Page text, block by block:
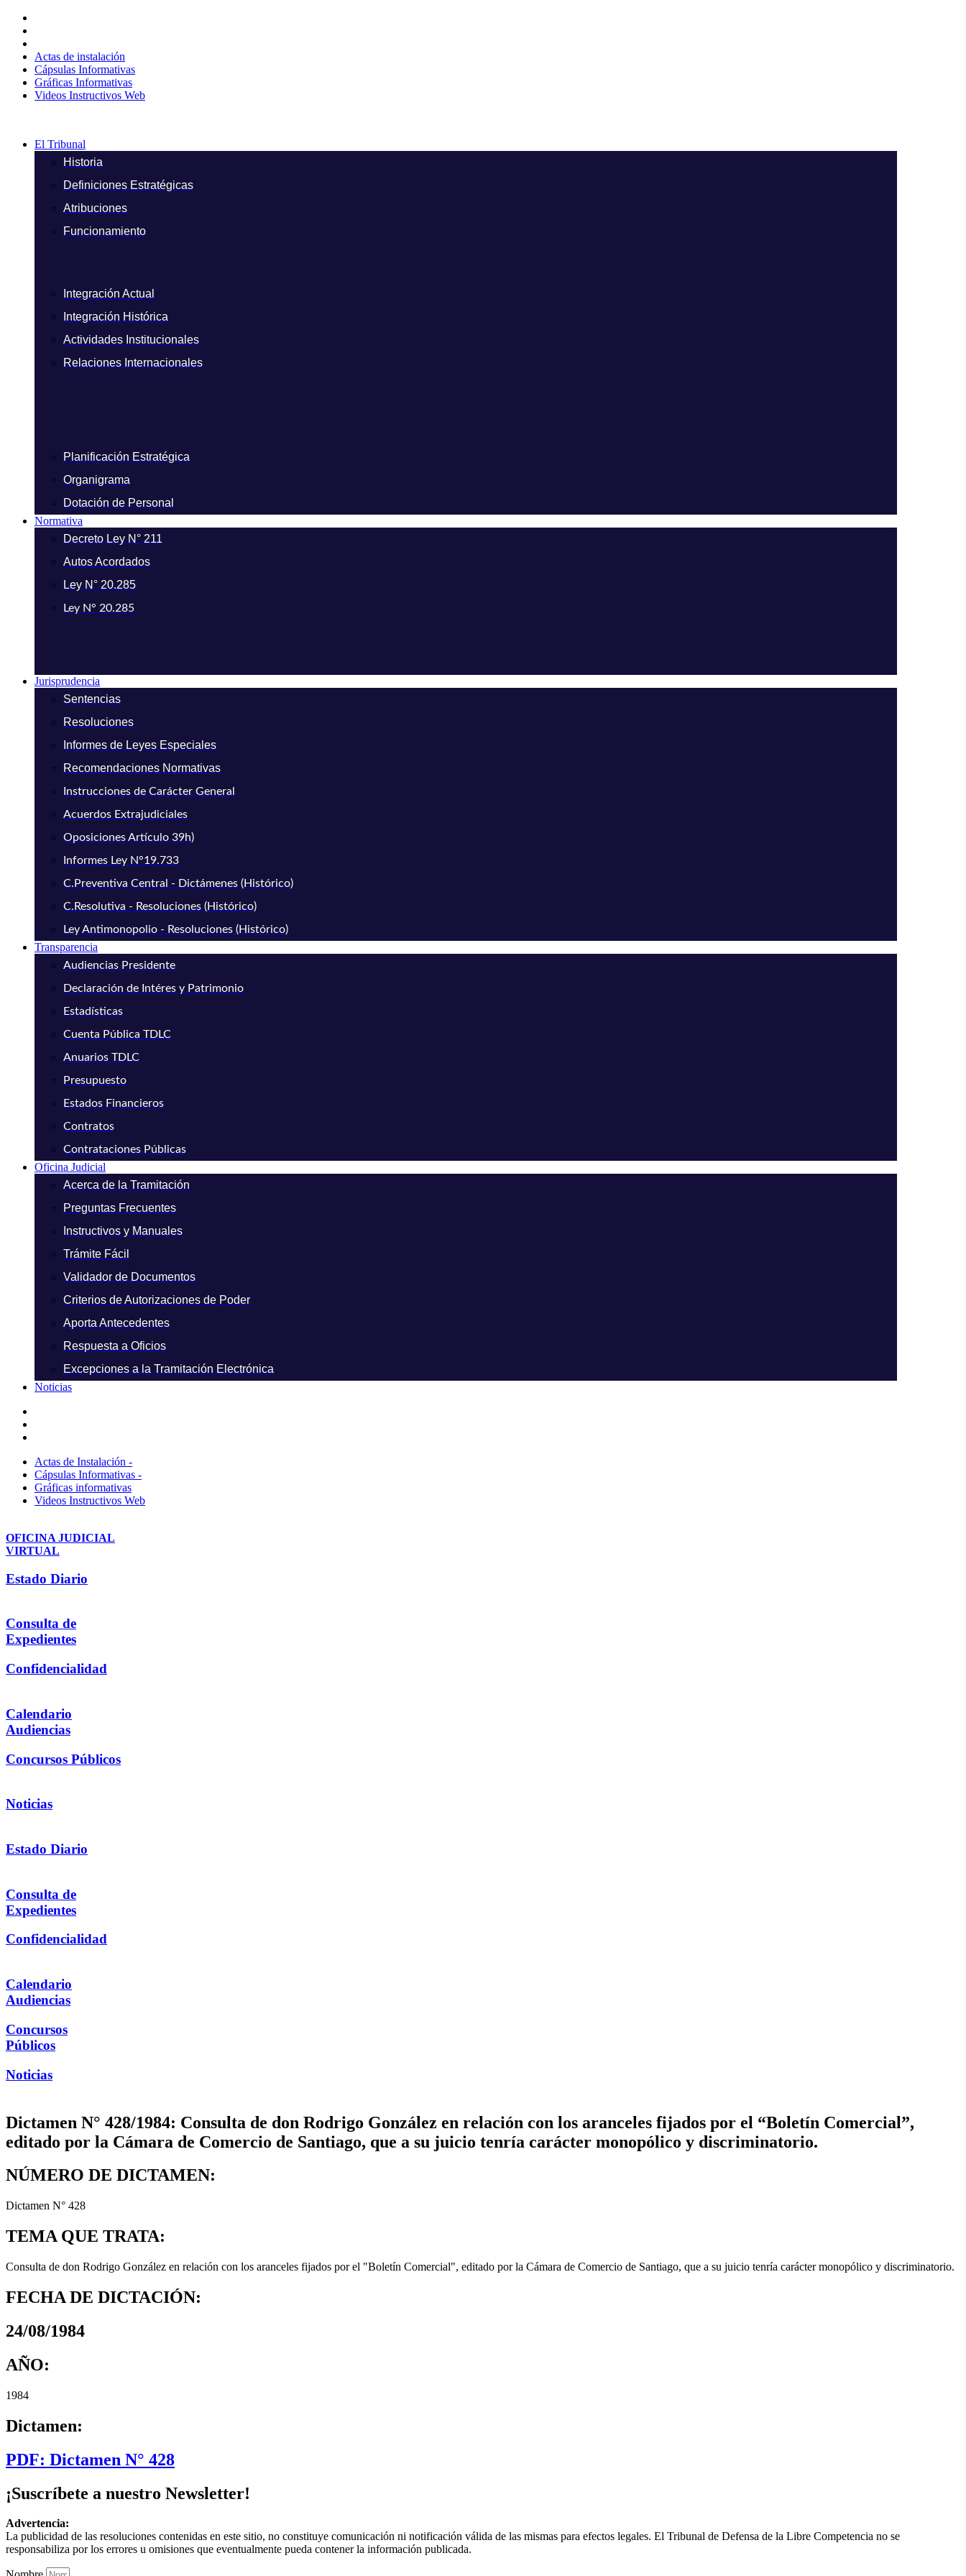
contenido
Actas de instalación
Cápsulas Informativas
Gráficas Informativas
Videos Instructivos Web
El Tribunal
Historia
Definiciones Estratégicas
Atribuciones
Funcionamiento
Integración Actual
Integración Histórica
Actividades Institucionales
Relaciones Internacionales
Planificación Estratégica
Organigrama
Dotación de Personal
Normativa
Decreto Ley N° 211
Autos Acordados
Ley N° 20.285
Ley N° 20.285
Jurisprudencia
Sentencias
Resoluciones
Informes de Leyes Especiales
Recomendaciones Normativas
Instrucciones de Carácter General
Acuerdos Extrajudiciales
Oposiciones Artículo 39h)
Informes Ley N°19.733
C.Preventiva Central - Dictámenes (Histórico)
C.Resolutiva - Resoluciones (Histórico)
Ley Antimonopolio - Resoluciones (Histórico)
Transparencia
Audiencias Presidente
Declaración de Intéres y Patrimonio
Estadísticas
Cuenta Pública TDLC
Anuarios TDLC
Presupuesto
Estados Financieros
Contratos
Contrataciones Públicas
Oficina Judicial
Acerca de la Tramitación
Preguntas Frecuentes
Instructivos y Manuales
Trámite Fácil
Validador de Documentos
Criterios de Autorizaciones de Poder
Aporta Antecedentes
Respuesta a Oficios
Excepciones a la Tramitación Electrónica
Noticias
Actas de Instalación -
Cápsulas Informativas -
Gráficas informativas
Videos Instructivos Web
OFICINA JUDICIAL
VIRTUAL
Estado Diario
Consulta de
Expedientes
Confidencialidad
Calendario
Audiencias
Concursos Públicos
Noticias
Estado Diario
Consulta de
Expedientes
Confidencialidad
Calendario
Audiencias
Concursos
Públicos
Noticias
Dictamen N° 428/1984: Consulta de don Rodrigo González en relación con los aranceles fijados por el “Boletín Comercial”,
editado por la Cámara de Comercio de Santiago, que a su juicio tenría carácter monopólico y discriminatorio.
NÚMERO DE DICTAMEN:
Dictamen N° 428
TEMA QUE TRATA:
Consulta de don Rodrigo González en relación con los aranceles fijados por el "Boletín Comercial", editado por la Cámara de Comercio de Santiago, que a su juicio tenría carácter monopólico y discriminatorio.
FECHA DE DICTACIÓN:
24/08/1984
AÑO:
1984
Dictamen:
PDF: Dictamen N° 428
¡Suscríbete a nuestro Newsletter!
Advertencia:
La publicidad de las resoluciones contenidas en este sitio, no constituye comunicación ni notificación válida de las mismas para efectos legales. El Tribunal de Defensa de la Libre Competencia no se
responsabiliza por los errores u omisiones que eventualmente pueda contener la información publicada.